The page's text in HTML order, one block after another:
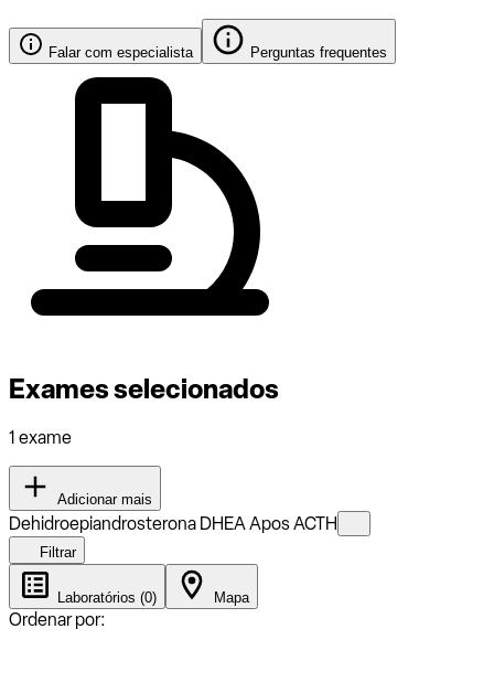
Falar com especialista Perguntas frequentes
Exames selecionados
1 exame
Adicionar mais
Dehidroepiandrosterona DHEA Apos ACTH
Filtrar
Laboratórios (0) Mapa
Ordenar por: